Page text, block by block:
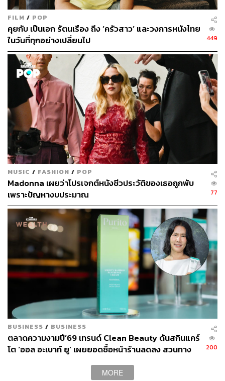
รู้สึกอย่างไรที่ได้ยินคนไข้พูดแบบนั้น
หมอแพร:
รู้สึกดีใจนะ รู้สึกว่าต่อให้เราไม่ได้เป็นหมอผ่าตัด
หรือปั๊มหัวใจคนไข้ขึ้นมา แต่ว่าเราก็เป็นการดูแลคนไข้ใน
ความสุข มันคือสิ่งที่สวยงามของโลกใบนี้ เพราะคนที่อยู่ร่วม
กัน แล้วช่วยกันให้แต่ละคนมีความสุขได้ มันก็เป็นสิ่งที่ดี
มีเคสไหนที่หมอแพรรู้สึกประทับใจไม่มีวันลืมเลยบ้าง
ไหม
หมอแพร:จริงๆ ก็เป็นเคสนี้แหละ ที่เขาพูดถึงเรื่องจิตเวช
เพราะเราก่อนหน้านั้นก็ไม่เคยคิดนะ ว่าเราเป็นหมอที่จะดูแล
ทางด้านดูแลจิตใจขนาดนั้น คือเราแค่มาแล้วก็ตอบสนองใน
สิ่งที่เขาต้องการ แต่ว่าสุดท้ายมันกลายเป็นว่า มันอาจจะเติม
เต็มอะไรบางอย่างในชีวิตเขาก็ได้ บางคนอาจจะมีปมในใจ
บางอย่าง ที่รู้สึกว่าอันนี้มันเป็นปัญหาเขามากเลย แต่พอเรา
แก้ได้มันกลายเป็นว่า เขารู้สึกขอบคุณที่ทำให้เขามาถึงจุดนี้
FILM / POP
คุยกับ เป็นเอก รัตนเรือง ถึง ‘ครัวสาว’ และวงการหนังไทย
ในวันที่ทุกอย่างเปลี่ยนไป
449
MUSIC / FASHION / POP
Madonna เผยว่าโปรเจกต์หนังชีวประวัติของเธอถูกพับ
เพราะปัญหางบประมาณ
77
BUSINESS / BUSINESS
ตลาดความงามปี’69 เทรนด์ Clean Beauty ดันสกินแคร์
โต ‘ออล อะเบาท์ ยู’ เผยยอดซื้อหน้าร้านลดลง สวนทาง
200
MORE